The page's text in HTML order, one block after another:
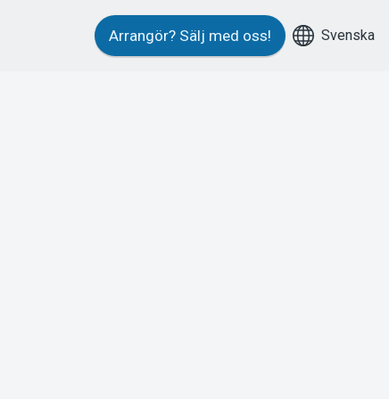
Arrangör? Sälj med oss! Svenska